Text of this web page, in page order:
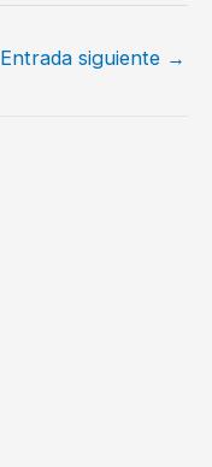
Entrada siguiente →